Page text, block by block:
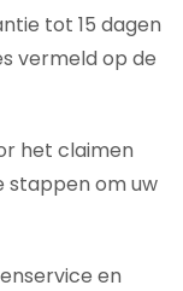
tot 15 dagen
vermeld op de
het claimen
stappen om uw
en